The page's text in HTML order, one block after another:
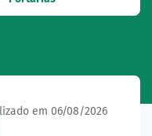
em 06/08/2026